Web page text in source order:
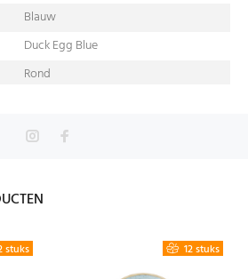
Blauw
Duck Egg Blue
Rond
stuks 12 stuks